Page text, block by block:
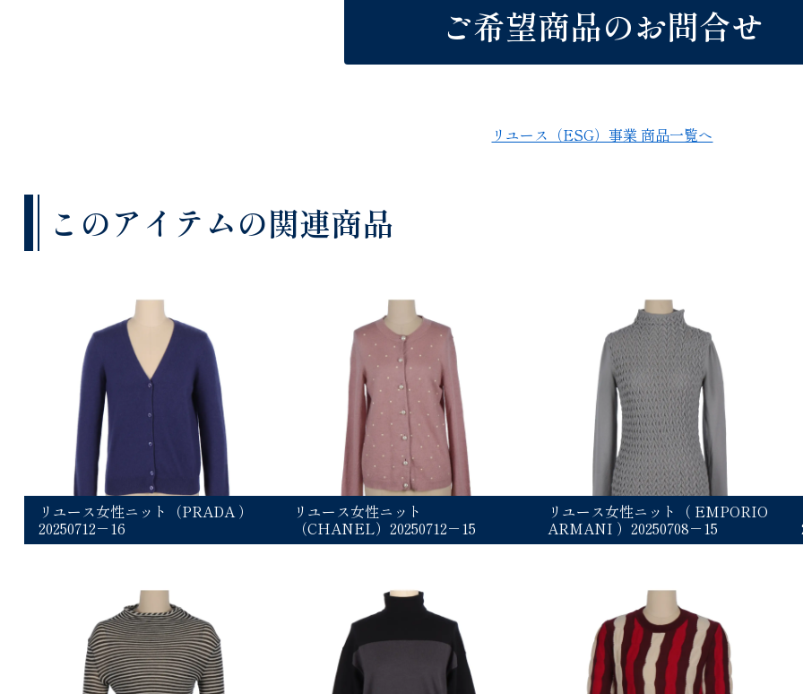
ご希望商品のお問合せ
リユース（ESG）事業 商品一覧へ
このアイテムの関連商品
リユース女性ニット（PRADA ）
20250712－16
リユース女性ニット
（CHANEL）20250712－15
リユース女性ニット（ EMPORIO
ARMANI ）20250708－15